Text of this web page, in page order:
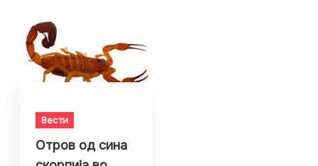
Вести
Отров од сина